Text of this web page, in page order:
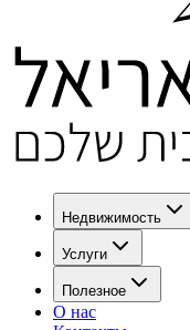
Недвижимость
Услуги
Полезное
О нас